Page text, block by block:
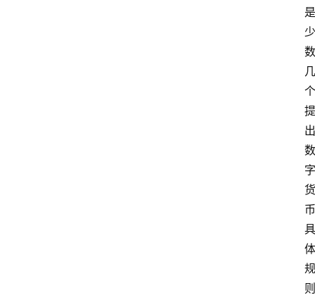
是
少
数
几
个
提
出
数
字
货
币
具
体
规
则